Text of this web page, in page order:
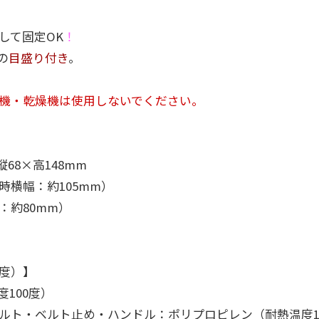
て固定OK ！
目盛り付き。
乾燥機は使用しないでください。
68×高148mm
横幅：約105mm）
約80mm）
）】
度）
ト・ベルト止め・ハンドル：ポリプロピレン（耐熱温度